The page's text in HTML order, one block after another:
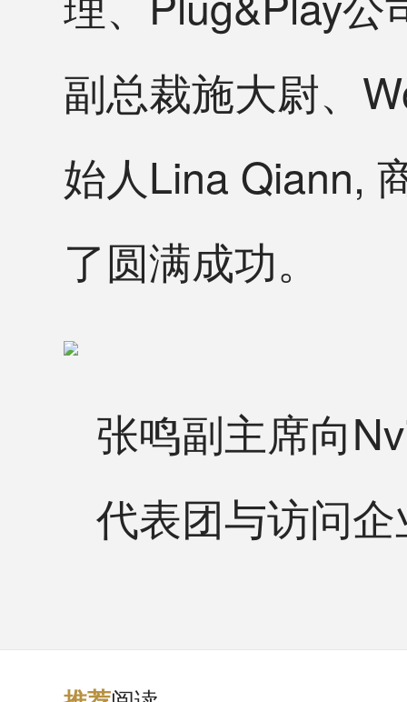
副总裁施大尉、
始人Lina Qiann,
了圆满成功。
张鸣副主席向
代表团与访问